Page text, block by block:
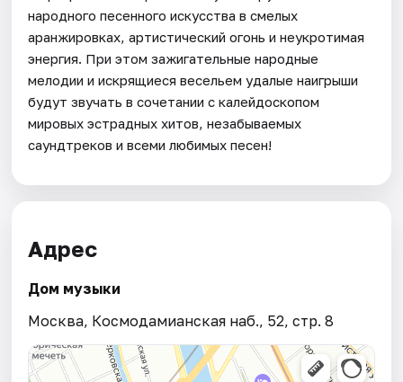
народного песенного искусства в смелых
аранжировках, артистический огонь и неукротимая
энергия. При этом зажигательные народные
мелодии и искрящиеся весельем удалые наигрыши
будут звучать в сочетании с калейдоскопом
мировых эстрадных хитов, незабываемых
саундтреков и всеми любимых песен!
Адрес
Дом музыки
Москва, Космодамианская наб., 52, стр. 8